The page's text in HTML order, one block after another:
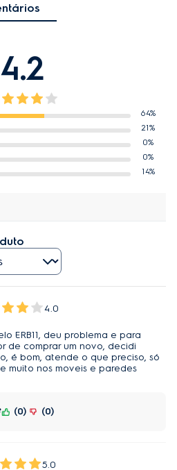
4.2
64%
21%
0%
0%
14%
4.0
ERB11, deu problema e para
de comprar um novo, decidi
é bom, atende o que preciso, só
muito nos moveis e paredes
0 0
5.0